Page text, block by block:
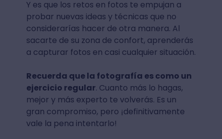
Y es que los retos en fotos te empujan a
probar nuevas ideas y técnicas que no
considerarías hacer de otra manera. Al
sacarte de su zona de confort, aprenderás
a capturar fotos en casi cualquier situación.
Recuerda que la fotografía es como un
ejercicio regular. Cuanto más lo hagas,
mejor y más experto te volverás. Es un
gran compromiso, pero ¡definitivamente
vale la pena intentarlo!